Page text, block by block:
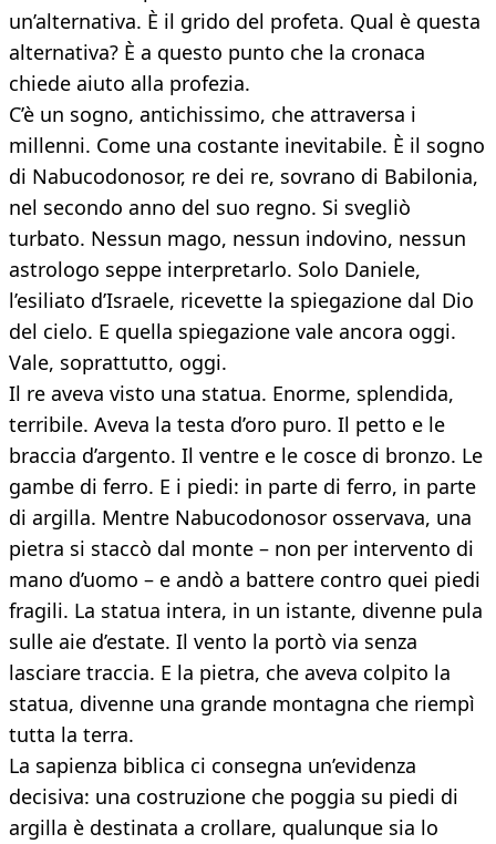
un’alternativa. È il grido del profeta. Qual è questa
alternativa? È a questo punto che la cronaca
chiede aiuto alla profezia.
C’è un sogno, antichissimo, che attraversa i
millenni. Come una costante inevitabile. È il sogno
di Nabucodonosor, re dei re, sovrano di Babilonia,
nel secondo anno del suo regno. Si svegliò
turbato. Nessun mago, nessun indovino, nessun
astrologo seppe interpretarlo. Solo Daniele,
l’esiliato d’Israele, ricevette la spiegazione dal Dio
del cielo. E quella spiegazione vale ancora oggi.
Vale, soprattutto, oggi.
Il re aveva visto una statua. Enorme, splendida,
terribile. Aveva la testa d’oro puro. Il petto e le
braccia d’argento. Il ventre e le cosce di bronzo. Le
gambe di ferro. E i piedi: in parte di ferro, in parte
di argilla. Mentre Nabucodonosor osservava, una
pietra si staccò dal monte – non per intervento di
mano d’uomo – e andò a battere contro quei piedi
fragili. La statua intera, in un istante, divenne pula
sulle aie d’estate. Il vento la portò via senza
lasciare traccia. E la pietra, che aveva colpito la
statua, divenne una grande montagna che riempì
tutta la terra.
La sapienza biblica ci consegna un’evidenza
decisiva: una costruzione che poggia su piedi di
argilla è destinata a crollare, qualunque sia lo